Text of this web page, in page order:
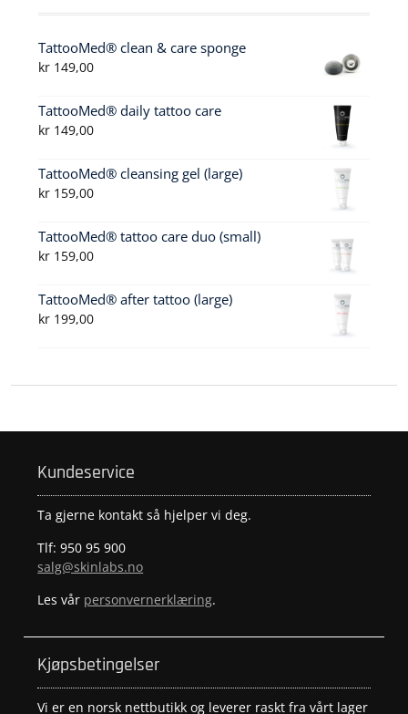
TattooMed® clean & care sponge
kr149,00
TattooMed® daily tattoo care
kr149,00
TattooMed® cleansing gel (large)
kr159,00
TattooMed® tattoo care duo (small)
kr159,00
TattooMed® after tattoo (large)
kr199,00
Kundeservice
Ta gjerne kontakt så hjelper vi deg.
Tlf: 950 95 900
salg@skinlabs.no
Les vår personvernerklæring.
Kjøpsbetingelser
Vi er en norsk nettbutikk og leverer raskt fra vårt lager